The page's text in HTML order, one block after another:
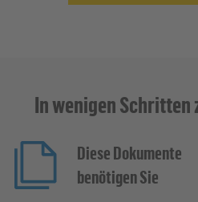
In wenigen Schritten
Diese Dokumente
benötigen Sie